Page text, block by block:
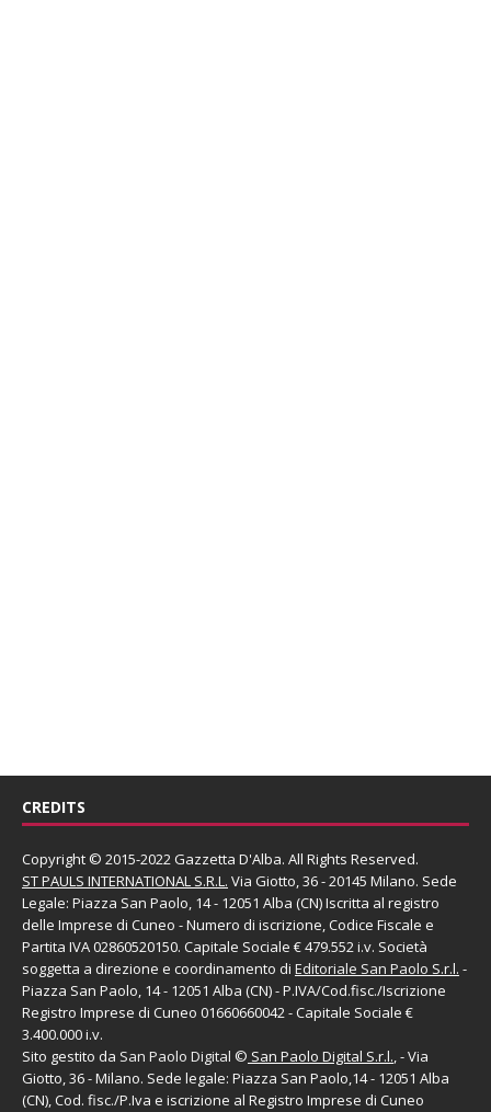
CREDITS
Copyright © 2015-2022 Gazzetta D'Alba. All Rights Reserved.
ST PAULS INTERNATIONAL S.R.L. Via Giotto, 36 - 20145 Milano. Sede
Legale: Piazza San Paolo, 14 - 12051 Alba (CN) Iscritta al registro
delle Imprese di Cuneo - Numero di iscrizione, Codice Fiscale e
Partita IVA 02860520150. Capitale Sociale € 479.552 i.v. Società
soggetta a direzione e coordinamento di Editoriale San Paolo S.r.l. -
Piazza San Paolo, 14 - 12051 Alba (CN) - P.IVA/Cod.fisc./Iscrizione
Registro Imprese di Cuneo 01660660042 - Capitale Sociale €
3.400.000 i.v.
Sito gestito da San Paolo Digital © San Paolo Digital S.r.l., - Via
Giotto, 36 - Milano. Sede legale: Piazza San Paolo,14 - 12051 Alba
(CN), Cod. fisc./P.Iva e iscrizione al Registro Imprese di Cuneo